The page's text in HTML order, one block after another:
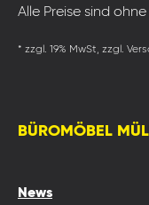
Alle Preise sind
* zzgl. 19% MwSt, zzgl.
BÜROMÖBEL
News